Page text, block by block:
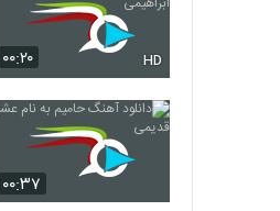
۴۵۵ بازدید
همراه
۰۰:۲۰ HD
۰۰:۳۷